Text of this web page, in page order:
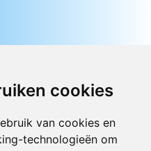
cookies
van cookies en
technologieën om